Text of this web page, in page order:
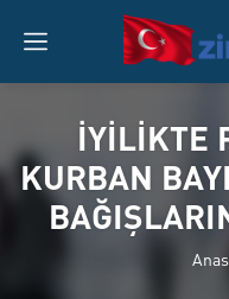
İYİLİKTE
KURBAN